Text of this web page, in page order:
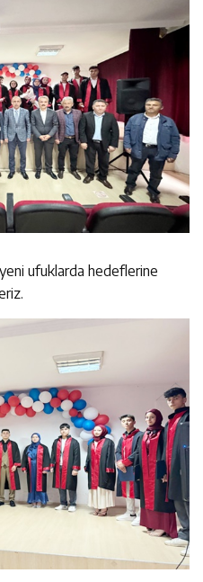
ufuklarda hedeflerine